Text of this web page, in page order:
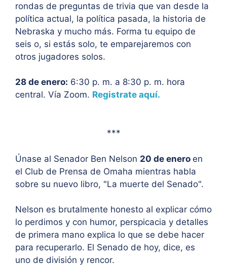
rondas de preguntas de trivia que van desde la
política actual, la política pasada, la historia de
Nebraska y mucho más. Forma tu equipo de
seis o, si estás solo, te emparejaremos con
otros jugadores solos.
28 de enero: 6:30 p. m. a 8:30 p. m. hora
central. Vía Zoom. Registrate aquí.
***
Únase al Senador Ben Nelson 20 de enero en
el Club de Prensa de Omaha mientras habla
sobre su nuevo libro, "La muerte del Senado".
Nelson es brutalmente honesto al explicar cómo
lo perdimos y con humor, perspicacia y detalles
de primera mano explica lo que se debe hacer
para recuperarlo. El Senado de hoy, dice, es
uno de división y rencor.